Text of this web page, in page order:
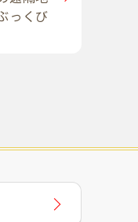
っくび